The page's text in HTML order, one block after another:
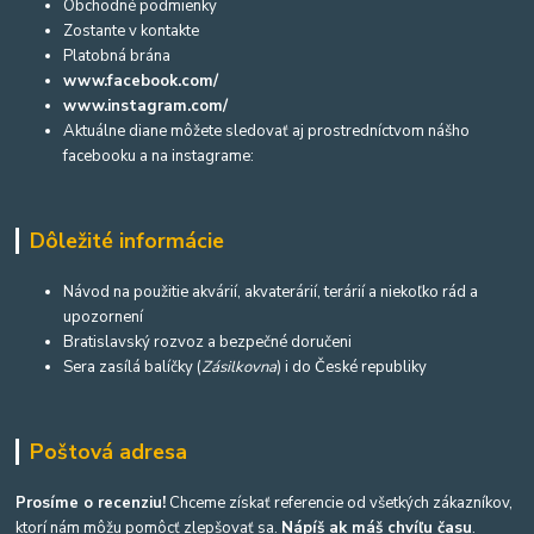
Obchodné podmienky
Zostante v kontakte
Platobná brána
www.facebook.com/
www.instagram.com/
Aktuálne diane môžete sledovať aj prostredníctvom nášho
facebooku a na instagrame:
Dôležité informácie
Návod na použitie akvárií, akvaterárií, terárií a niekoľko rád a
upozornení
Bratislavský rozvoz a bezpečné doručeni
Sera zasílá balíčky (Zásilkovna) i do České republiky
Poštová adresa
Prosíme o recenziu! Chceme získať referencie od všetkých zákazníkov,
ktorí nám môžu pomôcť zlepšovať sa. Nápíš ak máš chvíľu času.